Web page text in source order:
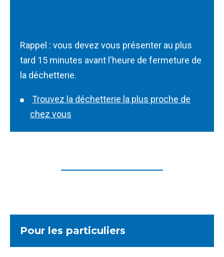
Rappel : vous devez vous présenter au plus
tard 15 minutes avant l'heure de fermeture de
la déchetterie.
Trouvez la déchetterie la plus proche de
chez vous
Pour les particuliers